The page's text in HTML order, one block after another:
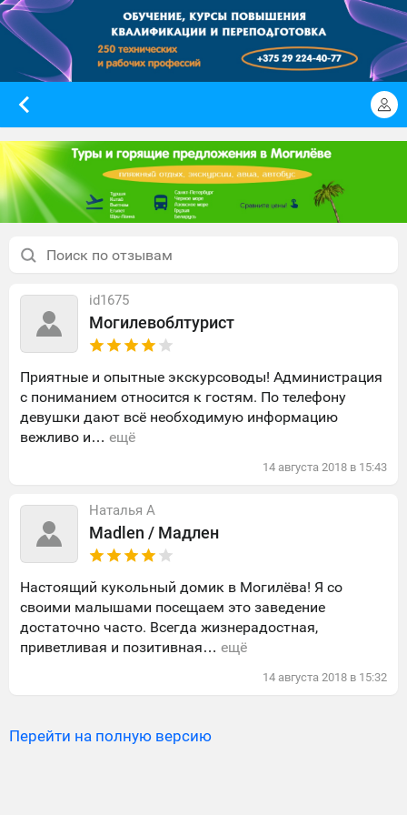
id1675
Могилевоблтурист
Приятные и опытные экскурсоводы! Администрация
с пониманием относится к гостям. По телефону
девушки дают всё необходимую информацию
вежливо и… ещё
14 августа 2018 в 15:43
Наталья А
Madlen / Мадлен
Настоящий кукольный домик в Могилёва! Я со
своими малышами посещаем это заведение
достаточно часто. Всегда жизнерадостная,
приветливая и позитивная… ещё
14 августа 2018 в 15:32
Перейти на полную версию